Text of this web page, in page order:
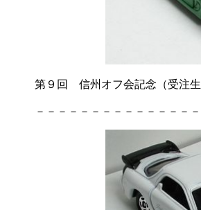
第９回 信州オフ会記念（受注生
－－－－－－－－－－－－－－－